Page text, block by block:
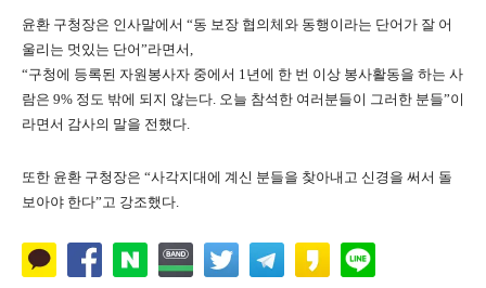
윤환 구청장은 인사말에서 “동 보장 협의체와 동행이라는 단어가 잘 어
울리는 멋있는 단어”라면서,
“구청에 등록된 자원봉사자 중에서 1년에 한 번 이상 봉사활동을 하는 사
람은 9% 정도 밖에 되지 않는다. 오늘 참석한 여러분들이 그러한 분들”이
라면서 감사의 말을 전했다.
또한 윤환 구청장은 “사각지대에 계신 분들을 찾아내고 신경을 써서 돌
보아야 한다”고 강조했다.